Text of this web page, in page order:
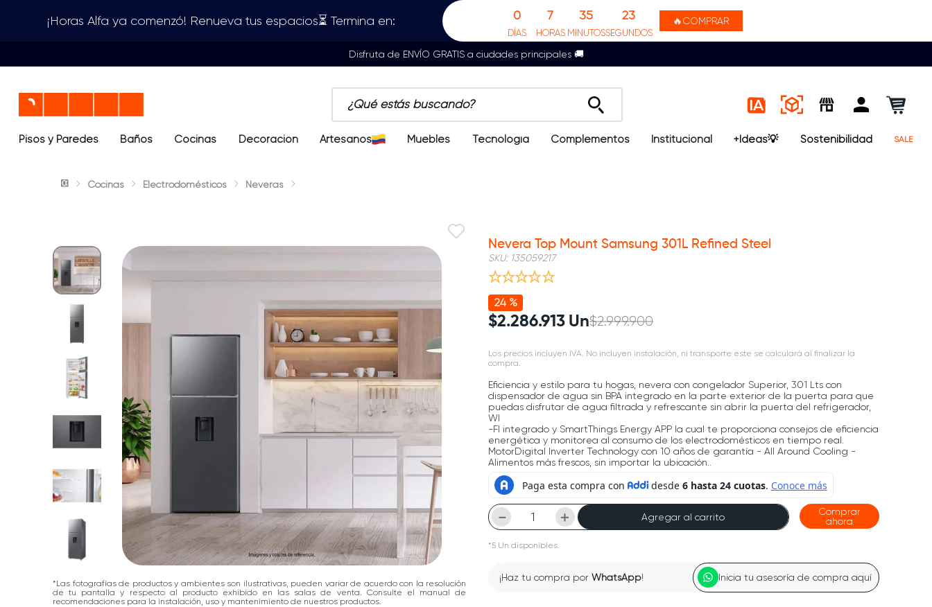
¡Horas Alfa ya comenzó! Renueva tus espacios⏳ Termina en: 0
DÍAS
7
HORAS
35
MINUTOS
22
SEGUNDOS
🔥COMPRAR
Disfruta de ENVÍO GRATIS a ciudades principales 🚚
¿Qué estás buscando?
Términos más buscados
2. sanitario
Pisos y Paredes Baños Cocinas Decoración Artesanos Muebles Tecnología Complementos Institucional +Ideas💡 Sostenibilidad SALE
Cocinas Electrodomésticos Neveras
*Las fotografías de productos y ambientes son ilustrativas, pueden variar de acuerdo con la resolución
de tu pantalla y respecto al producto exhibido en las salas de venta. Consulte el manual de
recomendaciones para la instalación, uso y mantenimiento de nuestros productos.
Nevera Top Mount Samsung 301L Refined Steel
SKU: 135059217
24 %
$2.286.913 Un$2.999.900
Los precios incluyen IVA. No incluyen instalación, ni transporte este se calculará al finalizar la
compra.
Eficiencia y estilo para tu hogas, nevera con congelador Superior, 301 Lts con
dispensador de agua sin BPA integrado en la parte exterior de la puerta para que
puedas disfrutar de agua filtrada y refrescante sin abrir la puerta del refrigerador,
WI
-FI integrado y SmartThings Energy APP la cual te proporciona consejos de eficiencia
energética y monitorea al consumo de los electrodomésticos en tiempo real.
MotorDigital Inverter Technology con 10 años de garantía - All Around Cooling -
Alimentos más frescos, sin importar la ubicación..
＋
－ Agregar al carrito
*5 Un disponibles.
Comprar
ahora
¡Haz tu compra por WhatsApp! Inicia tu asesoría de compra aquí